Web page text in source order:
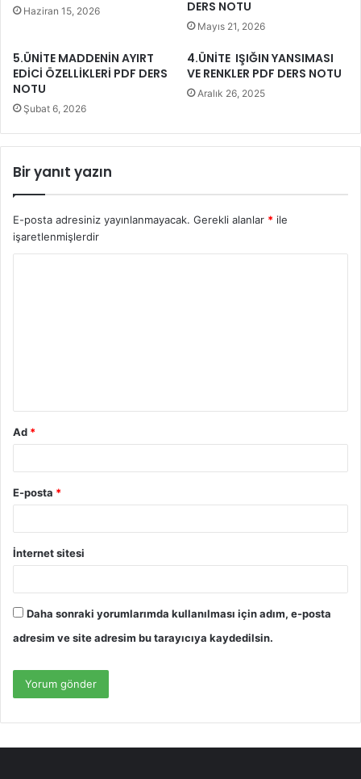
Haziran 15, 2026 DERS NOTU
Mayıs 21, 2026
5.ÜNİTE MADDENİN AYIRT
EDİCİ ÖZELLİKLERİ PDF DERS
NOTU
Şubat 6, 2026
4.ÜNİTE IŞIĞIN YANSIMASI
VE RENKLER PDF DERS NOTU
Aralık 26, 2025
Bir yanıt yazın
E-posta adresiniz yayınlanmayacak. Gerekli alanlar * ile
işaretlenmişlerdir
Ad *
E-posta *
İnternet sitesi
Daha sonraki yorumlarımda kullanılması için adım, e-posta
adresim ve site adresim bu tarayıcıya kaydedilsin.